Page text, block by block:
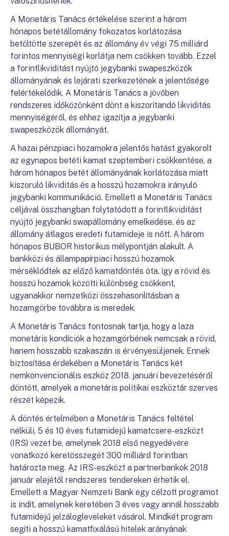
A Monetáris Tanács értékelése szerint a három
hónapos betétállomány fokozatos korlátozása
betöltötte szerepét és az állomány év végi 75 milliárd
forintos mennyiségi korlátja nem csökken tovább. Ezzel
a forintlikviditást nyújtó jegybanki swapeszközök
állományának és lejárati szerkezetének a jelentősége
felértékelődik. A Monetáris Tanács a jövőben
rendszeres időközönként dönt a kiszorítandó likviditás
mennyiségéről, és ehhez igazítja a jegybanki
swapeszközök állományát.
A hazai pénzpiaci hozamokra jelentős hatást gyakorolt
az egynapos betéti kamat szeptemberi csökkentése, a
három hónapos betét állományának korlátozása miatt
kiszoruló likviditás és a hosszú hozamokra irányuló
jegybanki kommunikáció. Emellett a Monetáris Tanács
céljával összhangban folytatódott a forintlikviditást
nyújtó jegybanki swapállomány emelkedése, és az
állomány átlagos eredeti futamideje is nőtt. A három
hónapos BUBOR historikus mélypontján alakult. A
bankközi és állampapírpiaci hosszú hozamok
mérséklődtek az előző kamatdöntés óta, így a rövid és
hosszú hozamok közötti különbség csökkent,
ugyanakkor nemzetközi összehasonlításban a
hozamgörbe továbbra is meredek.
A Monetáris Tanács fontosnak tartja, hogy a laza
monetáris kondíciók a hozamgörbének nemcsak a rövid,
hanem hosszabb szakaszán is érvényesüljenek. Ennek
biztosítása érdekében a Monetáris Tanács két
nemkonvencionális eszköz 2018. januári bevezetéséről
döntött, amelyek a monetáris politikai eszköztár szerves
részét képezik.
A döntés értelmében a Monetáris Tanács feltétel
nélküli, 5 és 10 éves futamidejű kamatcsere-eszközt
(IRS) vezet be, amelynek 2018 első negyedévére
vonatkozó keretösszegét 300 milliárd forintban
határozta meg. Az IRS-eszközt a partnerbankok 2018
január elejétől rendszeres tendereken érhetik el.
Emellett a Magyar Nemzeti Bank egy célzott programot
is indít, amelynek keretében 3 éves vagy annál hosszabb
futamidejű jelzálogleveleket vásárol. Mindkét program
segíti a hosszú kamatfixálású hitelek arányának